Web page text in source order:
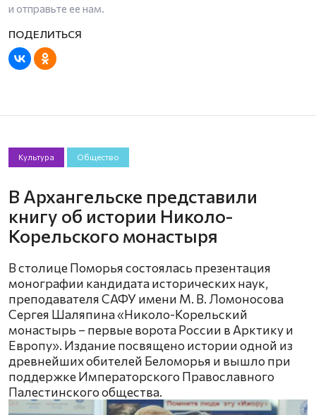
и отправьте ее нам.
Культура Общество
В Архангельске представили
книгу об истории Николо-
Корельского монастыря
В столице Поморья состоялась презентация
монографии кандидата исторических наук,
преподавателя САФУ имени М. В. Ломоносова
Сергея Шаляпина «Николо-Корельский
монастырь – первые ворота России в Арктику и
Европу». Издание посвящено истории одной из
древнейших обителей Беломорья и вышло при
поддержке Императорского Православного
Палестинского общества.